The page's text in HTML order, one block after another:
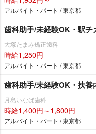
アルバイト・パート / 東京都
歯科助手/未経験OK・駅チ
大塚たまみ矯正歯科
時給1,250円
アルバイト・パート / 東京都
歯科助手/未経験OK・扶養
月島いなば歯科
時給1,400円～1,800円
アルバイト・パート / 東京都